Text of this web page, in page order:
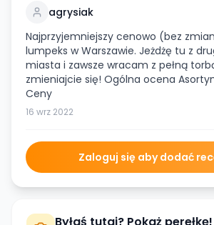
agrysiak
Najprzyjemniejszy cenowo (bez
lumpeks w Warszawie. Jeżdżę tu z
miasta i zawsze wracam z pełną
zmieniajcie się! Ogólna ocena
Ceny
16 wrz 2022
Zaloguj się aby dodać